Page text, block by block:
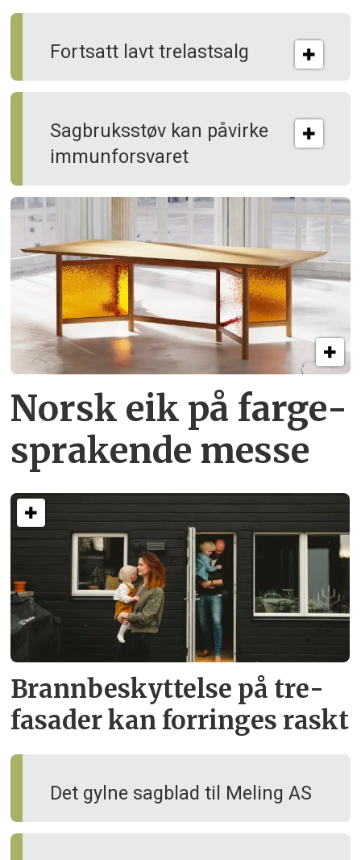
Fortsatt lavt trelastsalg
Sagbruksstøv kan på­virke
immun­forsvaret
Norsk eik på farge­
sprakende messe
Brann­beskyttelse på tre­
fasader kan forringes raskt
Det gylne sagblad til Meling AS